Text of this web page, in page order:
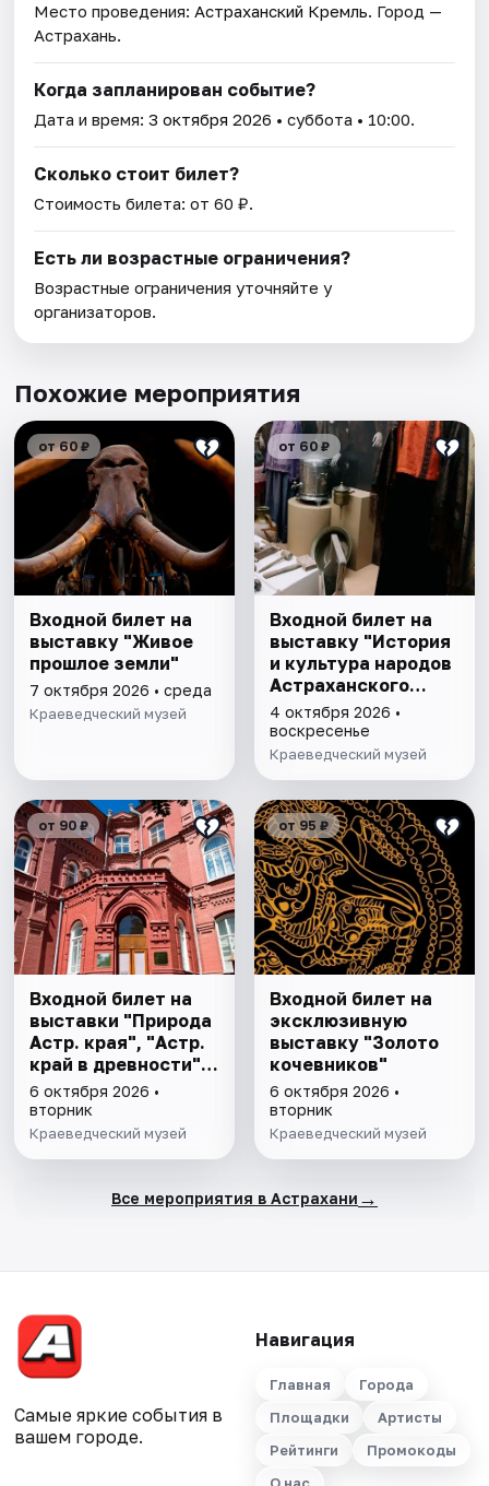
Место проведения:Астраханский Кремль. Город —
Астрахань.
Когда запланирован событие?
Дата и время:3 октября 2026 • суббота • 10:00.
Сколько стоит билет?
Стоимость билета: от 60 ₽.
Есть ли возрастные ограничения?
Возрастные ограничения уточняйте у
организаторов.
Похожие мероприятия
от 60 ₽
Входной билет на
выставку "Живое
прошлое земли"
7 октября 2026 • среда
Краеведческий музей
от 60 ₽
Входной билет на
выставку "История
и культура народов
Астраханского
края"
4 октября 2026 •
воскресенье
Краеведческий музей
от 90 ₽
Входной билет на
выставки "Природа
Астр. края", "Астр.
край в древности",
"Заселение Астр.
края"
6 октября 2026 •
вторник
Краеведческий музей
от 95 ₽
Входной билет на
эксклюзивную
выставку "Золото
кочевников"
6 октября 2026 •
вторник
Краеведческий музей
Все мероприятия в Астрахани →
Самые яркие события в
вашем городе.
Навигация
Главная
Города
Площадки
Артисты
Рейтинги
Промокоды